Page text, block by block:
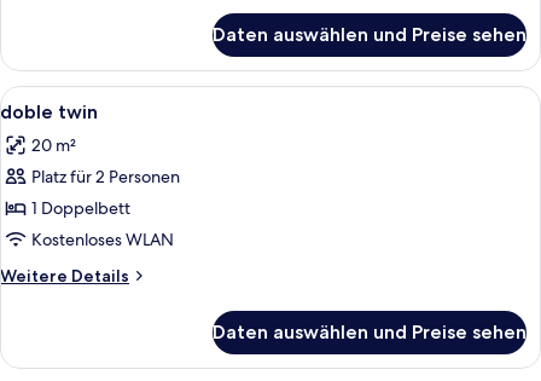
Daten auswählen und Preise sehen
Alle
Fotos
für
doble
twin
anzeigen
Schreibtisch, schallisolierte Zimmer,
4
doble twin
20 m²
Platz für 2 Personen
1 Doppelbett
Kostenloses WLAN
Weitere Details
Weitere
twin
Daten auswählen und Preise sehen